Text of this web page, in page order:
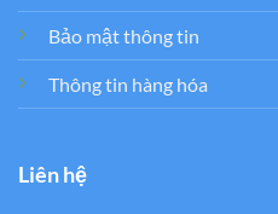
Bảo mật thông tin
Thông tin hàng hóa
Liên hệ